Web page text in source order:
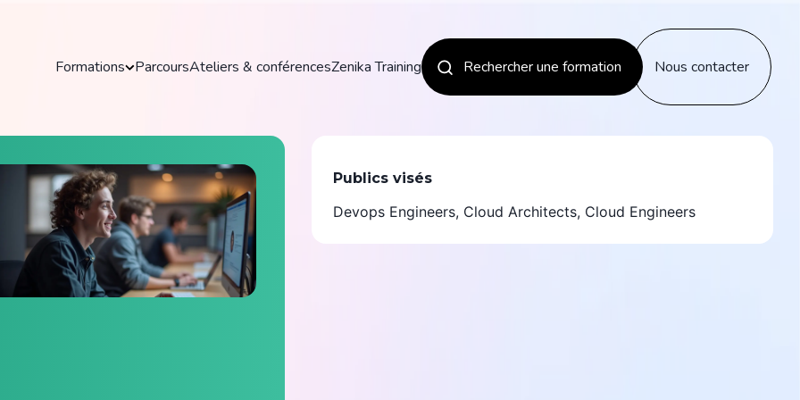
Formations
Zenika Formations
Découvrez nos formations pratiques et
actualisées pour maîtriser les outils et
technologies clés de votre domaine.
Explorer toutes les formations
Découvrir
ParcoursAteliers & conférencesZenika Training Rechercher une formation Nous contacter
Publics visés
Devops Engineers, Cloud Architects, Cloud Engineers